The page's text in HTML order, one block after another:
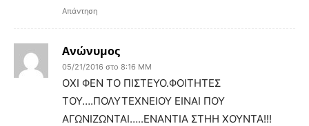
Απάντηση
Ανώνυμος
05/21/2016 στο 8:16 ΜΜ
ΟΧΙ ΦΕΝ ΤΟ ΠΙΣΤΕΥΟ.ΦΟΙΤΗΤΕΣ
ΤΟΥ….ΠΟΛΥΤΕΧΝΕΙΟΥ ΕΙΝΑΙ ΠΟΥ
ΑΓΩΝΙΖΩΝΤΑΙ…..ΕΝΑΝΤΙΑ ΣΤΗΗ ΧΟΥΝΤΑ!!!